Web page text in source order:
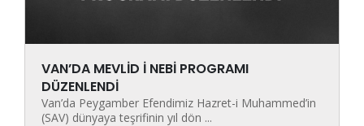
VAN’DA MEVLİD İ NEBİ PROGRAMI
DÜZENLENDİ
Van’da Peygamber Efendimiz Hazret-i Muhammed’in
(SAV) dünyaya teşrifinin yıl dön ...